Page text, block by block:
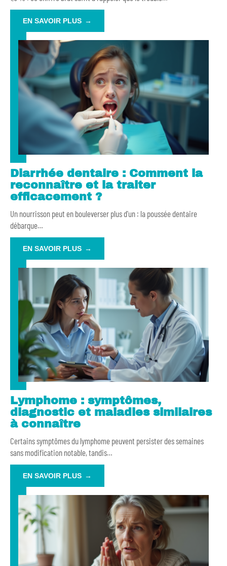
EN SAVOIR PLUS
Diarrhée dentaire : Comment la
reconnaître et la traiter
efficacement ?
Un nourrisson peut en bouleverser plus d'un : la poussée dentaire
débarque…
EN SAVOIR PLUS
Lymphome : symptômes,
diagnostic et maladies similaires
à connaître
Certains symptômes du lymphome peuvent persister des semaines
sans modification notable, tandis…
EN SAVOIR PLUS